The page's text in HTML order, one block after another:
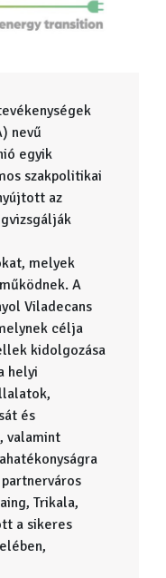
nevű
egyik
szakpolitikai
az
melyek
A
Viladecans
célja
kidolgozása
helyi
és
valamint
Trikala,
a sikeres